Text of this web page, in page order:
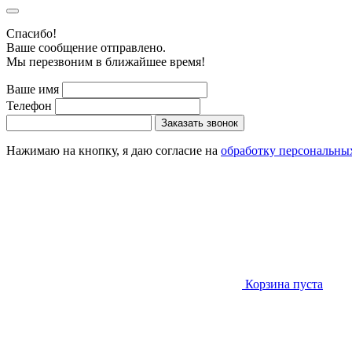
Cпасибо!
Ваше сообщение отправлено.
Мы перезвоним в ближайшее время!
Ваше имя
Телефон
Заказать звонок
Нажимаю на кнопку, я даю согласие на обработку
Корзина пуста